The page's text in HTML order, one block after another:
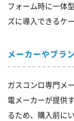
フォーム時に一体
ズに導入できるケ
メーカーやブラ
ガスコンロ専門メ
電メーカーが提供
るため、購入前に